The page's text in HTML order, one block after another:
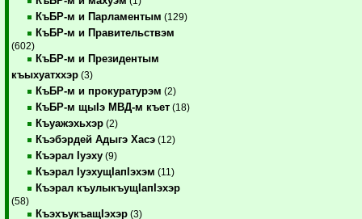
КъБР-м и Парламентым (129)
КъБР-м и Правительствэм
(602)
КъБР-м и Президентым
къыхуатххэр (3)
КъБР-м и прокуратурэм (2)
КъБР-м щыIэ МВД-м къет (18)
Къуажэхьхэр (2)
Къэбэрдей Адыгэ Хасэ (12)
Къэрал Iуэху (9)
Къэрал IуэхущIапIэхэм (11)
Къэрал къулыкъущIапIэхэр
(58)
КъэхъукъащIэхэр (3)